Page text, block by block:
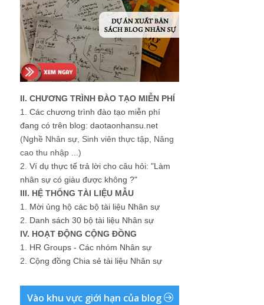
II. CHƯƠNG TRÌNH ĐÀO TẠO MIỄN PHÍ
1. Các chương trình đào tạo miễn phí
đang có trên blog: daotaonhansu.net
(Nghề Nhân sự, Sinh viên thực tập, Nâng
cao thu nhập ...)
2. Ví dụ thực tế trả lời cho câu hỏi: "Làm
nhân sự có giàu được không ?"
III. HỆ THỐNG TÀI LIỆU MẪU
1. Mời ủng hộ các bộ tài liệu Nhân sự
2. Danh sách 30 bộ tài liệu Nhân sự
IV. HOẠT ĐỘNG CỘNG ĐỒNG
1. HR Groups - Các nhóm Nhân sự
2. Cộng đồng Chia sẻ tài liệu Nhân sự
Vào khu vực giới hạn của blog